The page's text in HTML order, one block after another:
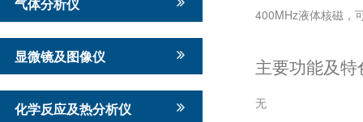
显微镜及图像仪
化学反应及热分析仪
400MHz液体核磁，
主要功能及特
无